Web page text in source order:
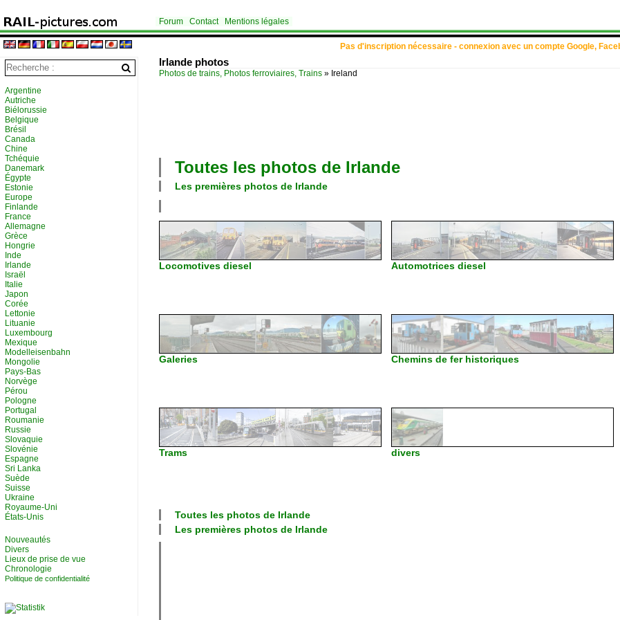
Pas d'inscription nécessaire - connexion avec un compte Google,
Forum Contact Mentions légales
Irlande photos
Photos de trains, Photos ferroviaires, Trains » Ireland
Toutes les photos de Irlande
Les premières photos de Irlande
Locomotives diesel Automotrices diesel
Galeries Chemins de fer historiques
Trams divers
Toutes les photos de Irlande
Les premières photos de Irlande
Argentine
Autriche
Biélorussie
Belgique
Brésil
Canada
Chine
Tchéquie
Danemark
Égypte
Estonie
Europe
Finlande
France
Allemagne
Grèce
Hongrie
Inde
Irlande
Israël
Italie
Japon
Corée
Lettonie
Lituanie
Luxembourg
Mexique
Modelleisenbahn
Mongolie
Pays-Bas
Norvège
Pérou
Pologne
Portugal
Roumanie
Russie
Slovaquie
Slovénie
Espagne
Sri Lanka
Suède
Suisse
Ukraine
Royaume-Uni
États-Unis
Nouveautés
Divers
Lieux de prise de vue
Chronologie
Politique de confidentialité